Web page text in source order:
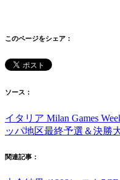
このページをシェア：
ソース：
イタリア Milan Games
ッパ地区最終予選＆決勝
関連記事：